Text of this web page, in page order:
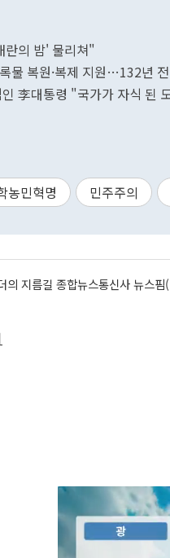
의 밤' 물리쳐"
물 복원·복제 지원…132년
李대통령 "국가가 자식 된
농민혁명 민주주의
의 지름길 종합뉴스통신사 뉴스